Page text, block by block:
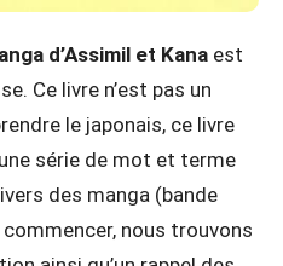
d’Assimil et Kana est
Ce livre n’est pas un
le japonais, ce livre
série de mot et terme
des manga (bande
nous trouvons